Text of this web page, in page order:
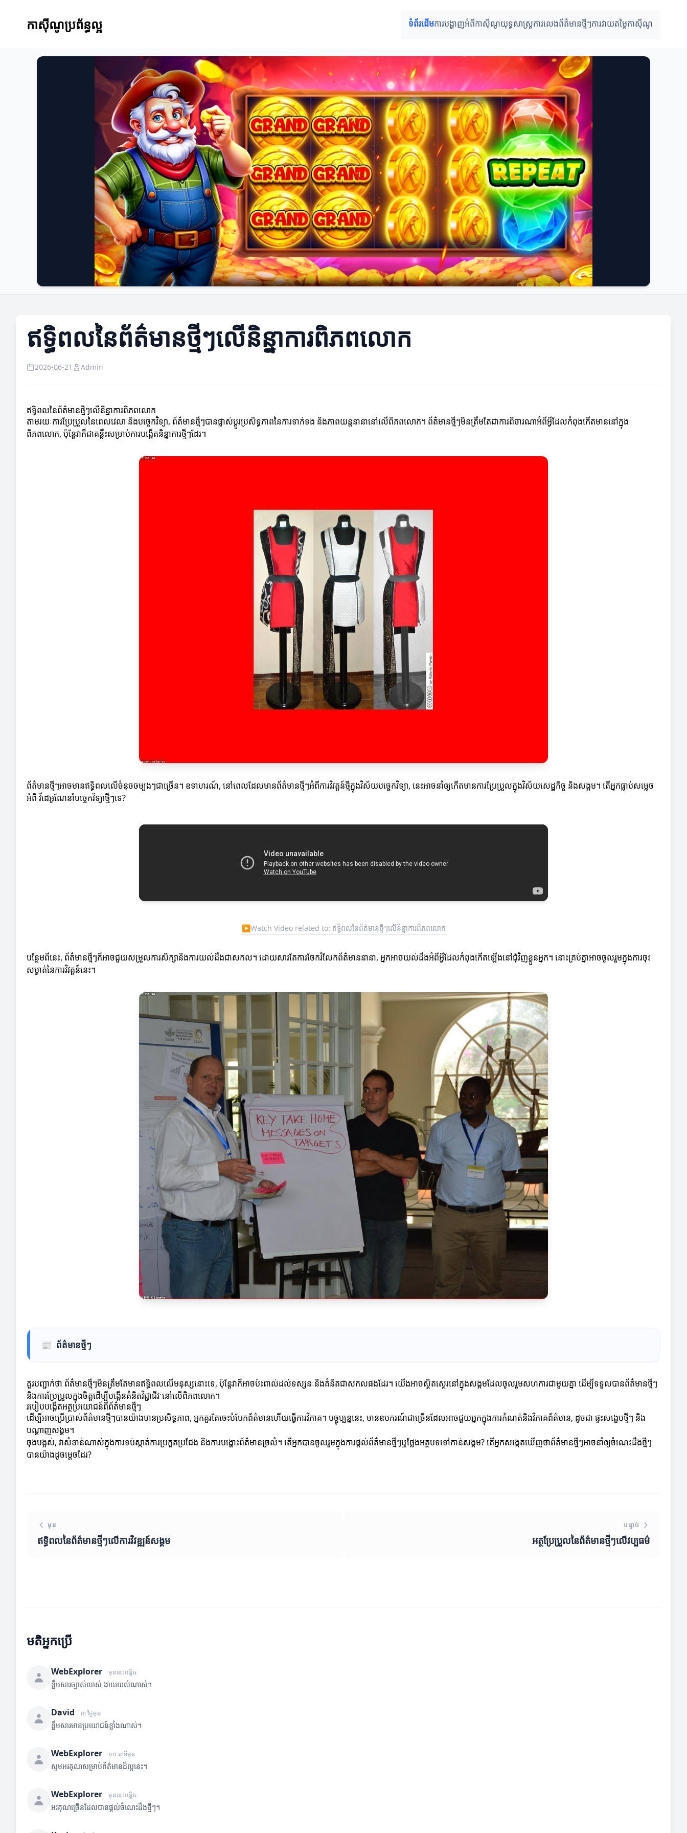
កាស៊ីណូប្រព័ន្ធល្អ ទំព័រដើមការបង្ហាញអំពីកាស៊ីណូយុទ្ធសាស្ដ្រការលេងព័ត៌មានថ្មីៗការវាយតម្លៃកាស៊ីណូ
ឥទ្ធិពលនៃព័ត៌មានថ្មីៗលើនិន្នាការពិភពលោក
2026-06-21 Admin
ឥទ្ធិពលនៃព័ត៌មានថ្មីៗលើនិន្នាការពិភពលោក
តាមរយៈការប្រែប្រួលនៃពេលវេលា និងបច្ចេកវិទ្យា, ព័ត៌មានថ្មីៗបានផ្លាស់ប្តូរប្រសិទ្ធភាពនៃការទាក់ទង និងភាពយន្តនានានៅលើពិភពលោក។ ព័ត៌មានថ្មីៗមិនត្រឹមតែជាការពិចារណាអំពីអ្វីដែលកំពុងកើតមាននៅក្នុង
ពិភពលោក, ប៉ុន្តែវាក៏ជាគន្លឹះសម្រាប់ការបង្កើតនិន្នាការថ្មីៗដែរ។
ព័ត៌មានថ្មីៗអាចមានឥទ្ធិពលលើចំនុចចម្បងៗជាច្រើន។ ឧទាហរណ៍, នៅពេលដែលមានព័ត៌មានថ្មីៗអំពីការវិវត្តន៍ថ្មីក្នុងវិស័យបច្ចេកវិទ្យា, នេះអាចនាំឲ្យកើតមានការប្រែប្រួលក្នុងវិស័យសេដ្ឋកិច្ច និងសង្គម។ តើអ្នកធ្លាប់សម្លេច
អំពី វីដេអូណែនាំបច្ចេកវិទ្យាថ្មីៗទេ?
▶Watch Video related to: ឥទ្ធិពលនៃព័ត៌មានថ្មីៗលើនិន្នាការពិភពលោក
បន្ថែមពីនេះ, ព័ត៌មានថ្មីៗក៏អាចជួយសម្រួលការសិក្សានិងការយល់ដឹងជាសកល។ ដោយសារតែការចែករំលែកព័ត៌មាននានា, អ្នកអាចយល់ដឹងអំពីអ្វីដែលកំពុងកើតឡើងនៅជុំវិញខ្លួនអ្នក។ នោះគ្រប់គ្នាអាចចូលរួមក្នុងការចុះ
សម្ងាត់នៃការវិវត្តន៍នេះ។
📰 ព័ត៌មានថ្មីៗ
គួរបញ្ជាក់ថា ព័ត៌មានថ្មីៗមិនត្រឹមតែមានឥទ្ធិពលលើមនុស្សនោះទេ, ប៉ុន្តែវាក៏អាចប៉ះពាល់ដល់ទស្សនៈនិងគំនិតជាសកលផងដែរ។ យើងអាចស្ថិតស្ថេរនៅក្នុងសង្គមដែលចូលរួមសហការជាមួយគ្នា ដើម្បីទទួលបានព័ត៌មានថ្មីៗ
និងការប្រែប្រួលក្នុងចិត្តដើម្បីបង្កើនគំនិតវិជ្ជាជីវៈនៅលើពិភពលោក។
របៀបបង្កើតអត្ថប្រយោជន៍ពីព័ត៌មានថ្មីៗ
ដើម្បីអាចប្រើប្រាស់ព័ត៌មានថ្មីៗបានយ៉ាងមានប្រសិទ្ធភាព, អ្នកគួរតែចេះបំបែកព័ត៌មានហើយធ្វើការវិភាគ។ បច្ចុប្បន្ននេះ, មានឧបករណ៍ជាច្រើនដែលអាចជួយអ្នកក្នុងការកំណត់និងវិភាគព័ត៌មាន, ដូចជា ផ្ទះសង្ខេបថ្មីៗ និង
បណ្តាញសង្គម។
ចុងបង្អស់, វាសំខាន់ណាស់ក្នុងការទប់ស្កាត់ការប្រកួតប្រជែង និងការបង្ហោះព័ត៌មានច្រលំ។ តើអ្នកបានចូលរួមក្នុងការផ្តល់ព័ត៌មានថ្មីៗឬថ្លែងអត្ថបទទៅកាន់សង្គម? តើអ្នកសង្កេតឃើញថាព័ត៌មានថ្មីៗអាចនាំឲ្យចំណេះដឹងថ្មីៗ
បានយ៉ាងដូចម្តេចដែរ?
មុន
ឥទ្ធិពលនៃព័ត៌មានថ្មីៗលើការវិវឌ្ឍន៍សង្គម
បន្ទាប់
អត្ថប្រែប្រួលនៃព័ត៌មានថ្មីៗលើវប្បធម៌
មតិអ្នកប្រើ
WebExplorer មុននេះបន្តិច
ខ្លឹមសារច្បាស់លាស់ ងាយយល់ណាស់។
David ៣ ថ្ងៃមុន
ខ្លឹមសារមានប្រយោជន៍ខ្លាំងណាស់។
WebExplorer ១០ នាទីមុន
សូមអរគុណសម្រាប់ព័ត៌មានដ៏ល្អនេះ។
WebExplorer មុននេះបន្តិច
អរគុណច្រើនដែលបានផ្តល់ចំណេះដឹងថ្មីៗ។